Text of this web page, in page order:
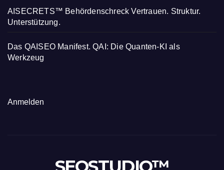
AISECRETS™ Behördenschreck Vertrauen. Struktur.
Unterstützung.
Das QAISEO Manifest. QAI: Die Quanten-KI als
Werkzeug
Anmelden